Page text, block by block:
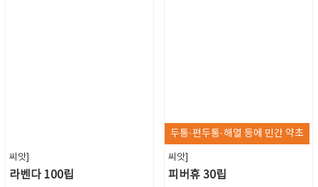
씨앗]
라벤다 100립
두통·편두통·해열 등에 민간 약초
씨앗]
피버휴 30립